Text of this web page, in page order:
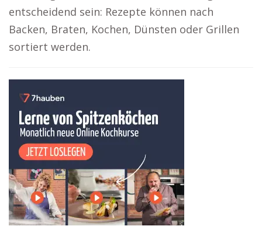
entscheidend sein: Rezepte können nach
Backen, Braten, Kochen, Dünsten oder Grillen
sortiert werden.